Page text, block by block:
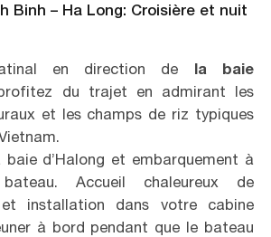
Binh – Ha Long: Croisière et nuit
en direction de la baie
du trajet en admirant les
et les champs de riz typiques
baie d’Halong et embarquement à
Accueil chaleureux de
et installation dans votre cabine
à bord pendant que le bateau